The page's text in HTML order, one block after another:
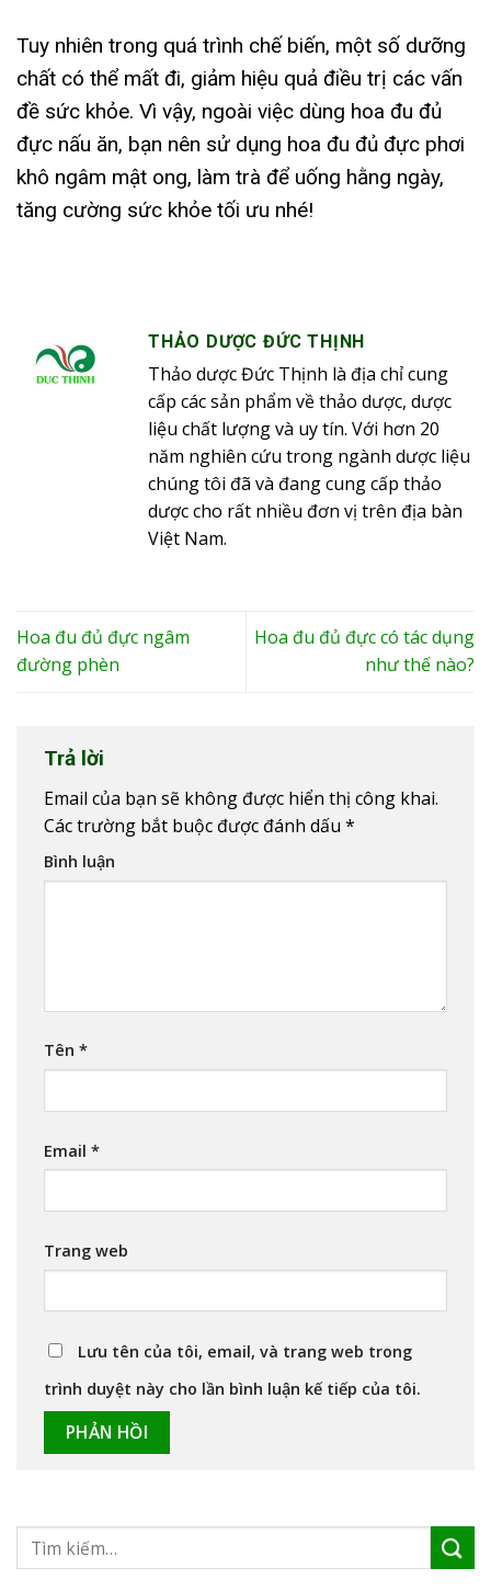
Tuy nhiên trong quá trình chế biến, một số dưỡng
chất có thể mất đi, giảm hiệu quả điều trị các vấn
đề sức khỏe. Vì vậy, ngoài việc dùng hoa đu đủ
đực nấu ăn, bạn nên sử dụng hoa đu đủ đực phơi
khô ngâm mật ong, làm trà để uống hằng ngày,
tăng cường sức khỏe tối ưu nhé!
THẢO DƯỢC ĐỨC THỊNH
Thảo dược Đức Thịnh là địa chỉ cung
cấp các sản phẩm về thảo dược, dược
liệu chất lượng và uy tín. Với hơn 20
năm nghiên cứu trong ngành dược liệu
chúng tôi đã và đang cung cấp thảo
dược cho rất nhiều đơn vị trên địa bàn
Việt Nam.
Hoa đu đủ đực ngâm
đường phèn
Hoa đu đủ đực có tác dụng
như thế nào?
Trả lời
Email của bạn sẽ không được hiển thị công khai.
Các trường bắt buộc được đánh dấu *
Bình luận
Tên *
Email *
Trang web
Lưu tên của tôi, email, và trang web trong
trình duyệt này cho lần bình luận kế tiếp của tôi.